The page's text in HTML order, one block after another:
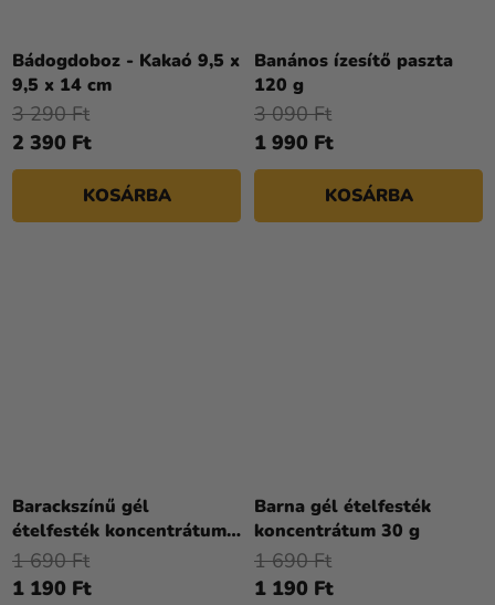
Bádogdoboz - Kakaó 9,5 x
9,5 x 14 cm
2 390 Ft
3 290 Ft
KOSÁRBA
Banános ízesítő paszta
120 g
1 990 Ft
3 090 Ft
KOSÁRBA
Barackszínű gél
ételfesték koncentrátum
30 g
1 190 Ft
1 690 Ft
Barna gél ételfesték
koncentrátum 30 g
1 190 Ft
1 690 Ft